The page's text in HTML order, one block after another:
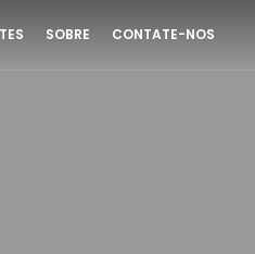
SOBRE CONTATE-NOS